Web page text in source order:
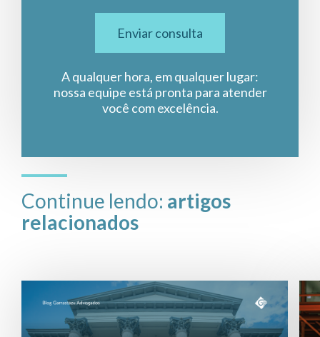
Enviar consulta
A qualquer hora, em qualquer lugar:
nossa equipe está pronta para atender
você com excelência.
Continue lendo: artigos
relacionados